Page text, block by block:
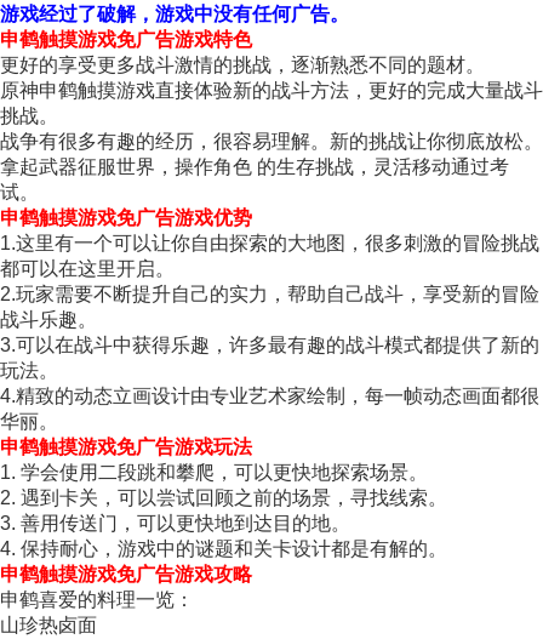
游戏经过了破解，游戏中没有任何广告。
申鹤触摸游戏免广告游戏特色
更好的享受更多战斗激情的挑战，逐渐熟悉不同的题材。
原神申鹤触摸游戏直接体验新的战斗方法，更好的完成大量战斗
挑战。
战争有很多有趣的经历，很容易理解。新的挑战让你彻底放松。
拿起武器征服世界，操作角色 的生存挑战，灵活移动通过考
试。
申鹤触摸游戏免广告游戏优势
1.这里有一个可以让你自由探索的大地图，很多刺激的冒险挑战
都可以在这里开启。
2.玩家需要不断提升自己的实力，帮助自己战斗，享受新的冒险
战斗乐趣。
3.可以在战斗中获得乐趣，许多最有趣的战斗模式都提供了新的
玩法。
4.精致的动态立画设计由专业艺术家绘制，每一帧动态画面都很
华丽。
申鹤触摸游戏免广告游戏玩法
1. 学会使用二段跳和攀爬，可以更快地探索场景。
2. 遇到卡关，可以尝试回顾之前的场景，寻找线索。
3. 善用传送门，可以更快地到达目的地。
4. 保持耐心，游戏中的谜题和关卡设计都是有解的。
申鹤触摸游戏免广告游戏攻略
申鹤喜爱的料理一览：
山珍热卤面